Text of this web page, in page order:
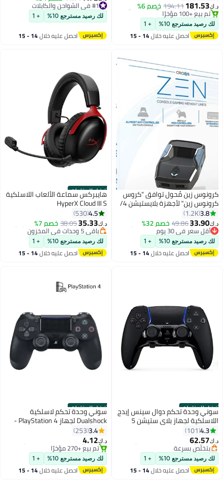
د.ك‏181.53
194.11خصم 6% تم بيع +100 مؤخرًا
#1 في نظارات الواقع الإفتراضي
لك رصيد مسترجع 10% + 1
احصل عليه خلال 14 - 15
بتخلّص بسرعة
تم بيع +100 مؤخرًا
#1 في الشواحن والكابلات
لك رصيد مسترجع 10% + 1
احصل عليه خلال 14 - 15
كرونوس زين مُحول توافق "كروس
كرونوس زين" لأجهزة بلايستيشن 4/
سيريز| X ونينتندو
3.8
1.2K
د.ك‏33.90
49.86خصم 32% #12 في ملحقات ألعاب الفيديو
أقل سعر في 30 يوم
#12 في ملحقات ألعاب الفيديو
لك رصيد مسترجع 10% + 1
احصل عليه خلال 14 - 15
أفضل المنتجات
هايبركس سماعة الألعاب اللاسلكية
HyperX Cloud III S
4.5
530
د.ك‏35.33
38.05خصم 7% #7 في ميكروفون وسماعة رأس
باقي 5 وحدات في المخزون
#7 في ميكروفون وسماعة رأس
لك رصيد مسترجع 10% + 1
احصل عليه خلال 14 - 15
أفضل المنتجات
سوني وحدة تحكم دوال سينس إيدج
اللاسلكية لجهاز بلاي ستيشن 5
(النسخة الرسمية) - أسود منتصف
الليل
4.3
101
د.ك‏62.57
#6 في ملحقات ألعاب الفيديو
بتخلّص بسرعة
#6 في ملحقات ألعاب الفيديو
لك رصيد مسترجع 10% + 1
احصل عليه خلال 14 - 15
أفضل المنتجات
سوني وحدة تحكم لاسلكية
Dualshock لجهاز PlayStation 4 -
النسخة العالمية
3.4
253
د.ك‏4.12
#5 في ملحقات ألعاب الفيديو
تم بيع +270 مؤخرًا
#5 في ملحقات ألعاب الفيديو
لك رصيد مسترجع 10% + 1
احصل عليه خلال 14 - 15